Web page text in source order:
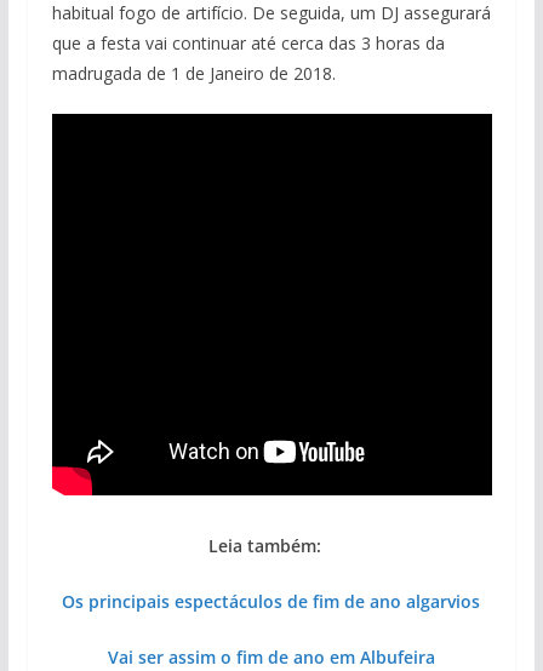
habitual fogo de artifício. De seguida, um DJ assegurará
que a festa vai continuar até cerca das 3 horas da
madrugada de 1 de Janeiro de 2018.
Leia também:
Os principais espectáculos de fim de ano algarvios
Vai ser assim o fim de ano em Albufeira